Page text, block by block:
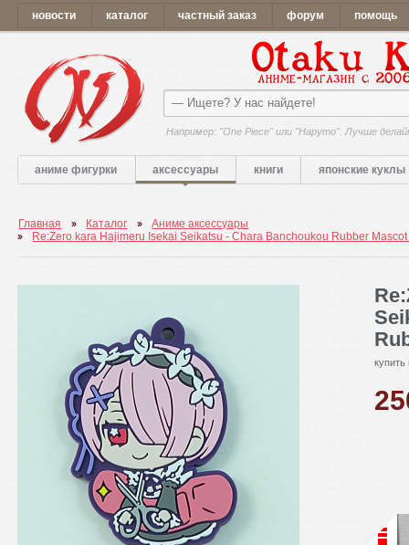
новости каталог частный заказ форум помощь
Например: "One Piece" или "Наруто". Лучше
аниме фигурки аксессуары книги японские куклы
Главная Каталог
Аниме аксессуары
Re:Zero kara Hajimeru Isekai Seikatsu - Chara Banchoukou Rubber